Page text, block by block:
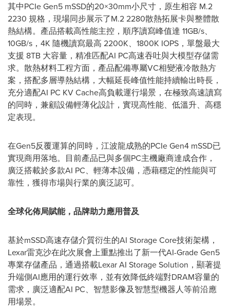
其中PCIe Gen5 mSSD的20×30mm小尺寸，原生相容 M.2
2230 規格，現場同步展示了M.2 2280散熱拓展卡與整體散
熱結構。產品搭載高性能主控，順序讀寫峰值達 11GB/s、
10GB/s，4K 隨機讀寫最高 2200K、1800K IOPS，單盤最大
支援 8TB 大容量，精准匹配AI PC高速吞吐與大模型存儲需
求。散熱材料工程方面，產品配備專屬VC相變液冷散熱方
案，搭配多層導熱結構，大幅延長峰值性能持續輸出時長，
充分適配AI PC KV Cache高負載運行場景，在極致高速讀寫
的同時，兼顧設備輕薄化設計，實現高性能、低溫升、高穩
定表現。
在Gen5反覆運算的同時，江波龍成熟的PCIe Gen4 mSSD已
實現商用落地。目前產品已與多個PC主機廠商達成合作，
廣泛搭載於多款AI PC、輕薄本設備，憑藉穩定的性能與可
靠性，獲得市場與行業的廣泛認可。
全球化佈局賦能，品牌助力應用普及
基於mSSD高速存儲介質衍生的AI Storage Core技術架構，
Lexar雷克沙在此次展會上重點推出了新一代AI-Grade Gen5
專業存儲產品，通過搭載Lexar AI Storage Solution，顯著提
升端側AI應用的運行效率，並有效降低終端對DRAM容量的
需求，廣泛適配AI PC、智慧影像及智慧型機器人等前沿應
用場景。